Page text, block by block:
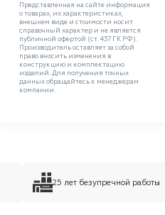
Представленная на сайте информация
о товарах, их характеристиках,
внешнем виде и стоимости носит
справочный характер и не является
публичной офертой (ст. 437 ГК РФ).
Производитель оставляет за собой
право вносить изменения в
конструкцию и комплектацию
изделий. Для получения точных
данных обращайтесь к менеджерам
компании.
25 лет безупречной работы